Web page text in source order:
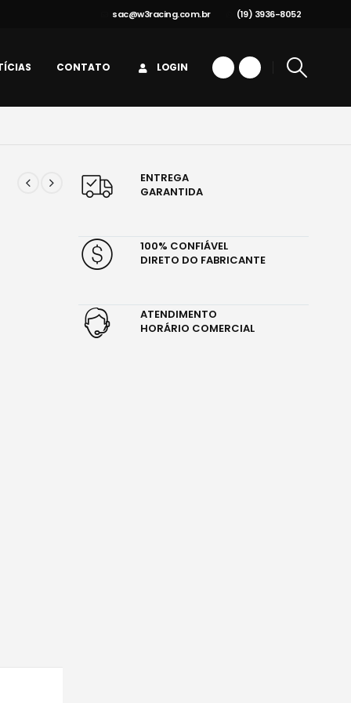
sac@w3racing.com.br (19) 3936-8052
CONTATO LOGIN
ENTREGA
GARANTIDA
100% CONFIÁVEL
DIRETO DO FABRICANTE
ATENDIMENTO
HORÁRIO COMERCIAL